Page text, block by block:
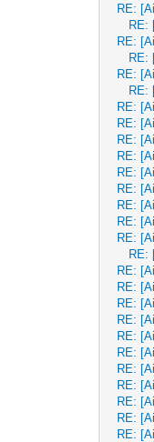
RE:
RE:
RE:
RE:
RE:
RE:
RE:
RE:
RE:
RE:
RE:
RE:
RE:
RE:
RE:
RE:
RE:
RE:
RE:
RE:
RE:
RE:
RE:
RE:
RE:
RE:
RE: